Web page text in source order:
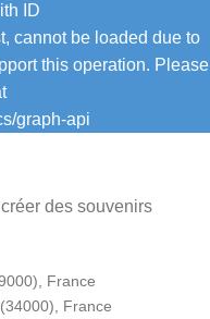
ID
cannot be loaded due to
this operation. Please
graph-api
des souvenirs
France
France